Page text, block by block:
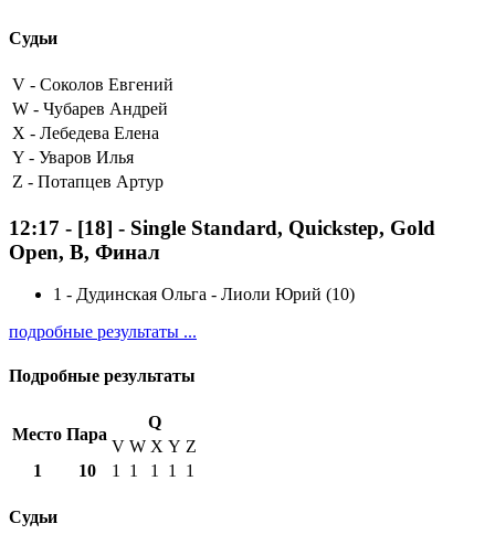
Судьи
V - Соколов Евгений
W - Чубарев Андрей
X - Лебедева Елена
Y - Уваров Илья
Z - Потапцев Артур
12:17 - [18] - Single Standard, Quickstep, Gold
Open, B, Финал
1 - Дудинская Ольга - Лиоли Юрий (10)
подробные результаты ...
Подробные результаты
Место Пара
Q
V W X Y Z
1
10 1 1 1 1 1
Судьи